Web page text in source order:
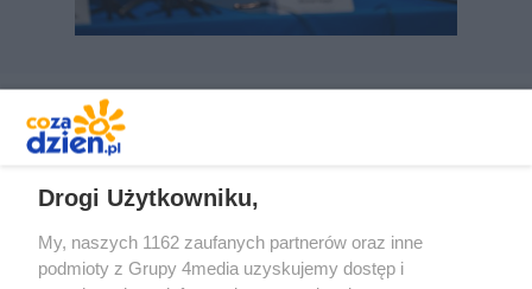
Drogi Użytkowniku,
My, naszych 1162 zaufanych partnerów oraz inne
podmioty z Grupy 4media uzyskujemy dostęp i